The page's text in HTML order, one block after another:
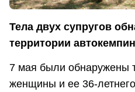
Тела двух супругов
территории
7 мая были обнаружены
женщины и ее 36-